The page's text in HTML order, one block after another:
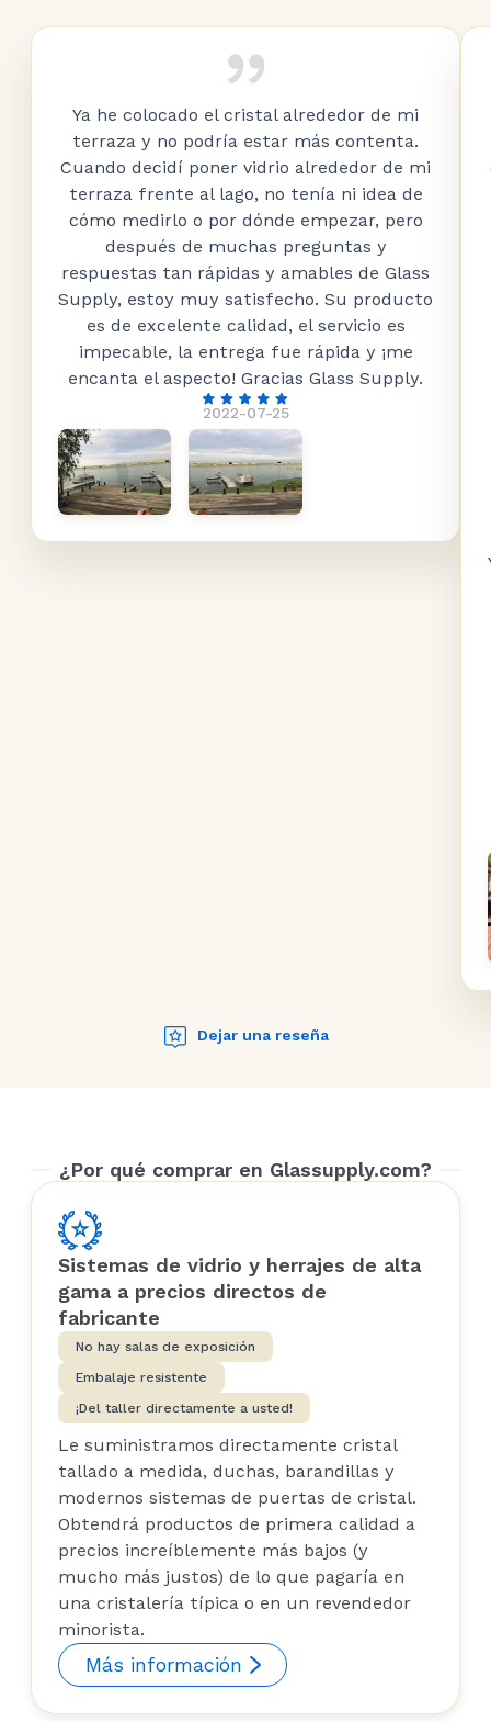
2022-07-25
Ya he colocado el cristal alrededor de mi
terraza y no podría estar más contenta.
Cuando decidí poner vidrio alrededor de mi
terraza frente al lago, no tenía ni idea de
cómo medirlo o por dónde empezar, pero
después de muchas preguntas y
respuestas tan rápidas y amables de Glass
Supply, estoy muy satisfecho. Su producto
es de excelente calidad, el servicio es
impecable, la entrega fue rápida y ¡me
encanta el aspecto! Gracias Glass Supply.
Dejar una reseña
¿Por qué comprar en Glassupply.com?
Sistemas de vidrio y herrajes de alta
gama a precios directos de
fabricante
No hay salas de exposición
Embalaje resistente
¡Del taller directamente a usted!
Le suministramos directamente cristal
tallado a medida, duchas, barandillas y
modernos sistemas de puertas de cristal.
Obtendrá productos de primera calidad a
precios increíblemente más bajos (y
mucho más justos) de lo que pagaría en
una cristalería típica o en un revendedor
minorista.
Más información